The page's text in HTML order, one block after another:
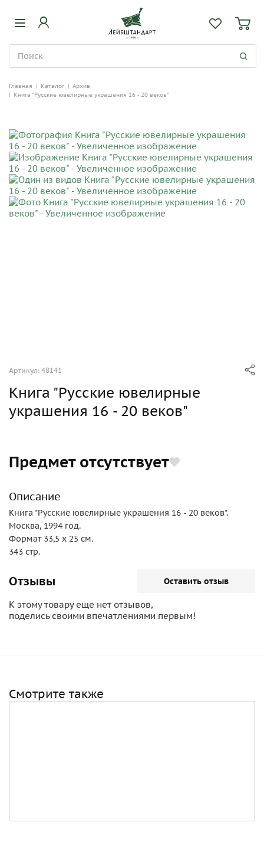
Главная | Каталог | Архив
| Книга "Русские ювелирные украшения 16 - 20 веков"
Артикул: 48141
Книга "Русские ювелирные
украшения 16 - 20 веков"
Предмет отсутствует
Описание
Книга "Русские ювелирные украшения 16 - 20 веков".
Москва, 1994 год.
Формат 33,5 х 25 см.
343 стр.
Отзывы Оставить отзыв
К этому товару еще нет отзывов,
поделись своими впечатлениями первым!
Смотрите также